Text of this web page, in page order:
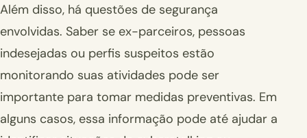
Além disso, há questões de segurança
envolvidas. Saber se ex-parceiros, pessoas
indesejadas ou perfis suspeitos estão
monitorando suas atividades pode ser
importante para tomar medidas preventivas. Em
alguns casos, essa informação pode até ajudar a